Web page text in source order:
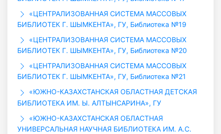
«ЦЕНТРАЛИЗОВАННАЯ СИСТЕМА МАССОВЫХ
БИБЛИОТЕК Г. ШЫМКЕНТА», ГУ, Библиотека №19
«ЦЕНТРАЛИЗОВАННАЯ СИСТЕМА МАССОВЫХ
БИБЛИОТЕК Г. ШЫМКЕНТА», ГУ, Библиотека №20
«ЦЕНТРАЛИЗОВАННАЯ СИСТЕМА МАССОВЫХ
БИБЛИОТЕК Г. ШЫМКЕНТА», ГУ, Библиотека №21
«ЮЖНО-КАЗАХСТАНСКАЯ ОБЛАСТНАЯ ДЕТСКАЯ
БИБЛИОТЕКА ИМ. Ы. АЛТЫНСАРИНА», ГУ
«ЮЖНО-КАЗАХСТАНСКАЯ ОБЛАСТНАЯ
УНИВЕРСАЛЬНАЯ НАУЧНАЯ БИБЛИОТЕКА ИМ. А.С.